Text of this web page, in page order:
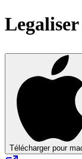
Legaliser
Télécharger pour